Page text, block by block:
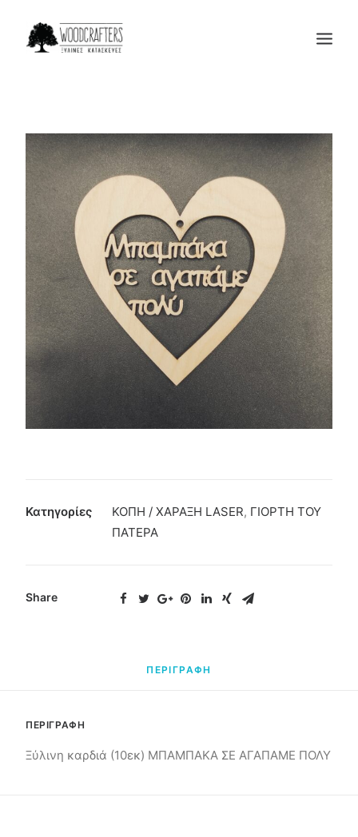
ΠΡΟΙΟΝΤΑ
ΜΑΣ ΕΜΠΙΣΤΕΥΟΝΤΑΙ
BLOG
ΕΠΙΚΟΙΝΩΝΙΑ
SEARCH
CART
Κατηγορίες ΚΟΠΗ / ΧΑΡΑΞΗ LASER, ΓΙΟΡΤΗ ΤΟΥ
ΠΑΤΕΡΑ
Share
ΠΕΡΙΓΡΑΦΗ
ΠΕΡΙΓΡΑΦΗ
Ξύλινη καρδιά (10εκ) ΜΠΑΜΠΑΚΑ ΣΕ ΑΓΑΠΑΜΕ ΠΟΛΥ